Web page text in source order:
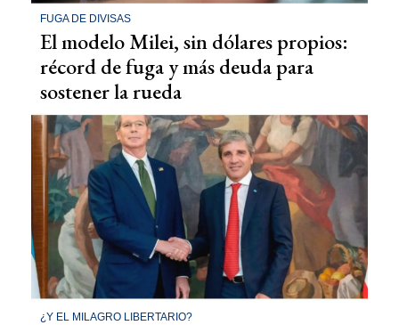
FUGA DE DIVISAS
El modelo Milei, sin dólares propios:
récord de fuga y más deuda para
sostener la rueda
¿Y EL MILAGRO LIBERTARIO?